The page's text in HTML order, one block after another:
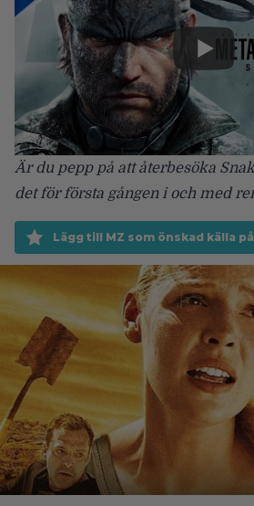
Är du pepp på att återbesöka
det för första gången i och med
Lägg till MZ som önskad källa